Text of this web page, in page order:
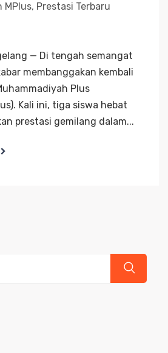
MPlus, Prestasi Terbaru
— Di tengah semangat
membanggakan kembali
Plus
Kali ini, tiga siswa hebat
prestasi gemilang dalam...